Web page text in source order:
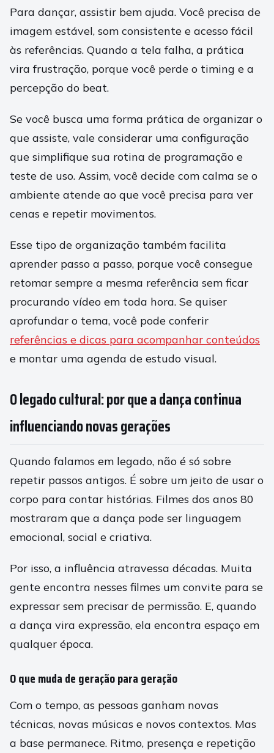
Para dançar, assistir bem ajuda. Você precisa de
imagem estável, som consistente e acesso fácil
às referências. Quando a tela falha, a prática
vira frustração, porque você perde o timing e a
percepção do beat.
Se você busca uma forma prática de organizar o
que assiste, vale considerar uma configuração
que simplifique sua rotina de programação e
teste de uso. Assim, você decide com calma se o
ambiente atende ao que você precisa para ver
cenas e repetir movimentos.
Esse tipo de organização também facilita
aprender passo a passo, porque você consegue
retomar sempre a mesma referência sem ficar
procurando vídeo em toda hora. Se quiser
aprofundar o tema, você pode conferir
referências e dicas para acompanhar conteúdos
e montar uma agenda de estudo visual.
O legado cultural: por que a dança continua
influenciando novas gerações
Quando falamos em legado, não é só sobre
repetir passos antigos. É sobre um jeito de usar o
corpo para contar histórias. Filmes dos anos 80
mostraram que a dança pode ser linguagem
emocional, social e criativa.
Por isso, a influência atravessa décadas. Muita
gente encontra nesses filmes um convite para se
expressar sem precisar de permissão. E, quando
a dança vira expressão, ela encontra espaço em
qualquer época.
O que muda de geração para geração
Com o tempo, as pessoas ganham novas
técnicas, novas músicas e novos contextos. Mas
a base permanece. Ritmo, presença e repetição